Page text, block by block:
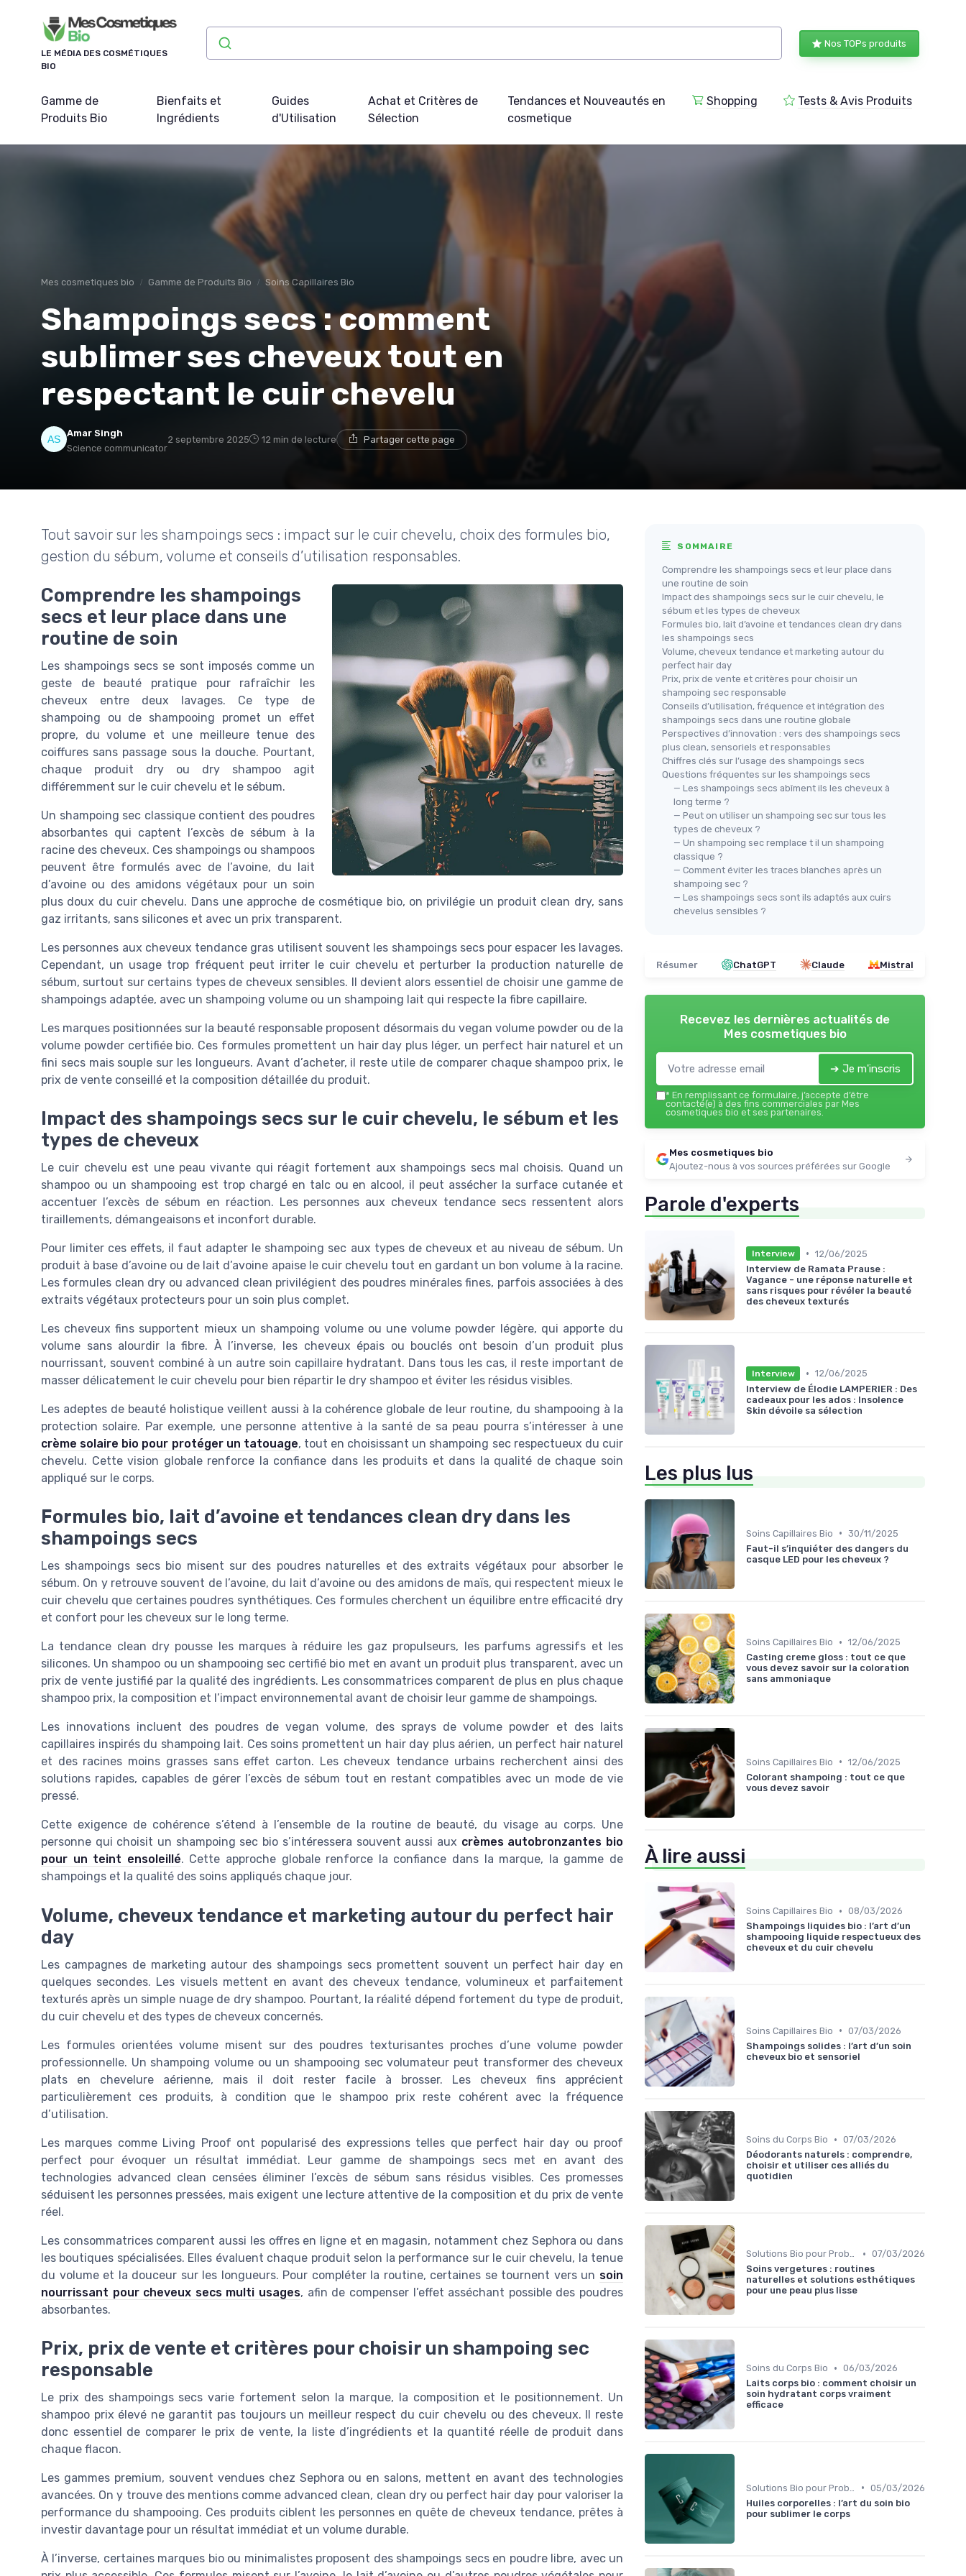
LE MÉDIA DES COSMÉTIQUES
BIO
Nos TOPs produits
Gamme de
Produits Bio
Bienfaits et
Ingrédients
Guides
d'Utilisation
Achat et Critères de
Sélection
Tendances et Nouveautés en
cosmetique
Shopping Tests & Avis Produits
Mes cosmetiques bio Gamme de Produits Bio Soins Capillaires Bio
Shampoings secs : comment
sublimer ses cheveux tout en
respectant le cuir chevelu
Amar Singh
Science communicator
2 septembre 2025 12 min de lecture Partager cette page
Tout savoir sur les shampoings secs : impact sur le cuir chevelu, choix des formules bio,
gestion du sébum, volume et conseils d’utilisation responsables.
Comprendre les shampoings
secs et leur place dans une
routine de soin
Les shampoings secs se sont imposés comme un
geste de beauté pratique pour rafraîchir les
cheveux entre deux lavages. Ce type de
shampoing ou de shampooing promet un effet
propre, du volume et une meilleure tenue des
coiffures sans passage sous la douche. Pourtant,
chaque produit dry ou dry shampoo agit
différemment sur le cuir chevelu et le sébum.
Un shampoing sec classique contient des poudres
absorbantes qui captent l’excès de sébum à la
racine des cheveux. Ces shampoings ou shampoos
peuvent être formulés avec de l’avoine, du lait
d’avoine ou des amidons végétaux pour un soin
plus doux du cuir chevelu. Dans une approche de cosmétique bio, on privilégie un produit clean dry, sans
gaz irritants, sans silicones et avec un prix transparent.
Les personnes aux cheveux tendance gras utilisent souvent les shampoings secs pour espacer les lavages.
Cependant, un usage trop fréquent peut irriter le cuir chevelu et perturber la production naturelle de
sébum, surtout sur certains types de cheveux sensibles. Il devient alors essentiel de choisir une gamme de
shampoings adaptée, avec un shampoing volume ou un shampoing lait qui respecte la fibre capillaire.
Les marques positionnées sur la beauté responsable proposent désormais du vegan volume powder ou de la
volume powder certifiée bio. Ces formules promettent un hair day plus léger, un perfect hair naturel et un
fini secs mais souple sur les longueurs. Avant d’acheter, il reste utile de comparer chaque shampoo prix, le
prix de vente conseillé et la composition détaillée du produit.
Impact des shampoings secs sur le cuir chevelu, le sébum et les
types de cheveux
Le cuir chevelu est une peau vivante qui réagit fortement aux shampoings secs mal choisis. Quand un
shampoo ou un shampooing est trop chargé en talc ou en alcool, il peut assécher la surface cutanée et
accentuer l’excès de sébum en réaction. Les personnes aux cheveux tendance secs ressentent alors
tiraillements, démangeaisons et inconfort durable.
Pour limiter ces effets, il faut adapter le shampoing sec aux types de cheveux et au niveau de sébum. Un
produit à base d’avoine ou de lait d’avoine apaise le cuir chevelu tout en gardant un bon volume à la racine.
Les formules clean dry ou advanced clean privilégient des poudres minérales fines, parfois associées à des
extraits végétaux protecteurs pour un soin plus complet.
Les cheveux fins supportent mieux un shampoing volume ou une volume powder légère, qui apporte du
volume sans alourdir la fibre. À l’inverse, les cheveux épais ou bouclés ont besoin d’un produit plus
nourrissant, souvent combiné à un autre soin capillaire hydratant. Dans tous les cas, il reste important de
masser délicatement le cuir chevelu pour bien répartir le dry shampoo et éviter les résidus visibles.
Les adeptes de beauté holistique veillent aussi à la cohérence globale de leur routine, du shampooing à la
protection solaire. Par exemple, une personne attentive à la santé de sa peau pourra s’intéresser à une
crème solaire bio pour protéger un tatouage, tout en choisissant un shampoing sec respectueux du cuir
chevelu. Cette vision globale renforce la confiance dans les produits et dans la qualité de chaque soin
appliqué sur le corps.
Formules bio, lait d’avoine et tendances clean dry dans les
shampoings secs
Les shampoings secs bio misent sur des poudres naturelles et des extraits végétaux pour absorber le
sébum. On y retrouve souvent de l’avoine, du lait d’avoine ou des amidons de maïs, qui respectent mieux le
cuir chevelu que certaines poudres synthétiques. Ces formules cherchent un équilibre entre efficacité dry
et confort pour les cheveux sur le long terme.
La tendance clean dry pousse les marques à réduire les gaz propulseurs, les parfums agressifs et les
silicones. Un shampoo ou un shampooing sec certifié bio met en avant un produit plus transparent, avec un
prix de vente justifié par la qualité des ingrédients. Les consommatrices comparent de plus en plus chaque
shampoo prix, la composition et l’impact environnemental avant de choisir leur gamme de shampoings.
Les innovations incluent des poudres de vegan volume, des sprays de volume powder et des laits
capillaires inspirés du shampoing lait. Ces soins promettent un hair day plus aérien, un perfect hair naturel
et des racines moins grasses sans effet carton. Les cheveux tendance urbains recherchent ainsi des
solutions rapides, capables de gérer l’excès de sébum tout en restant compatibles avec un mode de vie
pressé.
Cette exigence de cohérence s’étend à l’ensemble de la routine de beauté, du visage au corps. Une
personne qui choisit un shampoing sec bio s’intéressera souvent aussi aux crèmes autobronzantes bio
pour un teint ensoleillé. Cette approche globale renforce la confiance dans la marque, la gamme de
shampoings et la qualité des soins appliqués chaque jour.
Volume, cheveux tendance et marketing autour du perfect hair
day
Les campagnes de marketing autour des shampoings secs promettent souvent un perfect hair day en
quelques secondes. Les visuels mettent en avant des cheveux tendance, volumineux et parfaitement
texturés après un simple nuage de dry shampoo. Pourtant, la réalité dépend fortement du type de produit,
du cuir chevelu et des types de cheveux concernés.
Les formules orientées volume misent sur des poudres texturisantes proches d’une volume powder
professionnelle. Un shampoing volume ou un shampooing sec volumateur peut transformer des cheveux
plats en chevelure aérienne, mais il doit rester facile à brosser. Les cheveux fins apprécient
particulièrement ces produits, à condition que le shampoo prix reste cohérent avec la fréquence
d’utilisation.
Les marques comme Living Proof ont popularisé des expressions telles que perfect hair day ou proof
perfect pour évoquer un résultat immédiat. Leur gamme de shampoings secs met en avant des
technologies advanced clean censées éliminer l’excès de sébum sans résidus visibles. Ces promesses
séduisent les personnes pressées, mais exigent une lecture attentive de la composition et du prix de vente
réel.
Les consommatrices comparent aussi les offres en ligne et en magasin, notamment chez Sephora ou dans
les boutiques spécialisées. Elles évaluent chaque produit selon la performance sur le cuir chevelu, la tenue
du volume et la douceur sur les longueurs. Pour compléter la routine, certaines se tournent vers un soin
nourrissant pour cheveux secs multi usages, afin de compenser l’effet asséchant possible des poudres
absorbantes.
Prix, prix de vente et critères pour choisir un shampoing sec
responsable
Le prix des shampoings secs varie fortement selon la marque, la composition et le positionnement. Un
shampoo prix élevé ne garantit pas toujours un meilleur respect du cuir chevelu ou des cheveux. Il reste
donc essentiel de comparer le prix de vente, la liste d’ingrédients et la quantité réelle de produit dans
chaque flacon.
Les gammes premium, souvent vendues chez Sephora ou en salons, mettent en avant des technologies
avancées. On y trouve des mentions comme advanced clean, clean dry ou perfect hair day pour valoriser la
performance du shampooing. Ces produits ciblent les personnes en quête de cheveux tendance, prêtes à
investir davantage pour un résultat immédiat et un volume durable.
À l’inverse, certaines marques bio ou minimalistes proposent des shampoings secs en poudre libre, avec un
SOMMAIRE
Comprendre les shampoings secs et leur place dans
une routine de soin
Impact des shampoings secs sur le cuir chevelu, le
sébum et les types de cheveux
Formules bio, lait d’avoine et tendances clean dry dans
les shampoings secs
Volume, cheveux tendance et marketing autour du
perfect hair day
Prix, prix de vente et critères pour choisir un
shampoing sec responsable
Conseils d’utilisation, fréquence et intégration des
shampoings secs dans une routine globale
Perspectives d’innovation : vers des shampoings secs
plus clean, sensoriels et responsables
Chiffres clés sur l’usage des shampoings secs
Questions fréquentes sur les shampoings secs
— Les shampoings secs abîment ils les cheveux à
long terme ?
— Peut on utiliser un shampoing sec sur tous les
types de cheveux ?
— Un shampoing sec remplace t il un shampoing
classique ?
— Comment éviter les traces blanches après un
shampoing sec ?
— Les shampoings secs sont ils adaptés aux cuirs
chevelus sensibles ?
Résumer ChatGPT Claude Mistral
Recevez les dernières actualités de
Mes cosmetiques bio
➔ Je m'inscris
* En remplissant ce formulaire, j’accepte d’être
contacté(e) à des fins commerciales par Mes
cosmetiques bio et ses partenaires.
Mes cosmetiques bio
Ajoutez-nous à vos sources préférées sur Google
Parole d'experts
Interview • 12/06/2025
Interview de Ramata Prause :
Vagance - une réponse naturelle et
sans risques pour révéler la beauté
des cheveux texturés
Interview • 12/06/2025
Interview de Élodie LAMPERIER : Des
cadeaux pour les ados : Insolence
Skin dévoile sa sélection
Les plus lus
Soins Capillaires Bio • 30/11/2025
Faut-il s’inquiéter des dangers du
casque LED pour les cheveux ?
Soins Capillaires Bio • 12/06/2025
Casting creme gloss : tout ce que
vous devez savoir sur la coloration
sans ammoniaque
Soins Capillaires Bio • 12/06/2025
Colorant shampoing : tout ce que
vous devez savoir
À lire aussi
Soins Capillaires Bio • 08/03/2026
Shampoings liquides bio : l’art d’un
shampooing liquide respectueux des
cheveux et du cuir chevelu
Soins Capillaires Bio • 07/03/2026
Shampoings solides : l’art d’un soin
cheveux bio et sensoriel
Soins du Corps Bio • 07/03/2026
Déodorants naturels : comprendre,
choisir et utiliser ces alliés du
quotidien
Solutions Bio pour Problèmes de Peau • 07/03/2026
Soins vergetures : routines
naturelles et solutions esthétiques
pour une peau plus lisse
Soins du Corps Bio • 06/03/2026
Laits corps bio : comment choisir un
soin hydratant corps vraiment
efficace
• 05/03/2026
Huiles corporelles : l’art du soin bio
pour sublimer le corps